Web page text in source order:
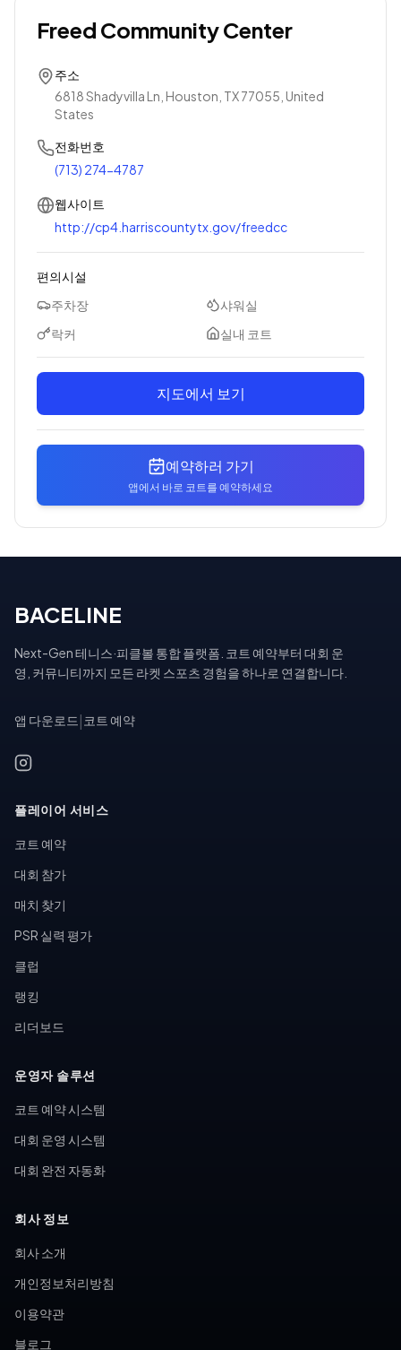
Freed Community Center
주소
6818 Shadyvilla Ln, Houston, TX 77055, United
States
전화번호
(713) 274-4787
웹사이트
http://cp4.harriscountytx.gov/freedcc
편의시설
주차장
샤워실
락커
실내 코트
지도에서 보기
예약하러 가기
앱에서 바로 코트를 예약하세요
BACELINE
Next-Gen 테니스·피클볼 통합 플랫폼. 코트 예약부터 대회 운
영, 커뮤니티까지 모든 라켓 스포츠 경험을 하나로 연결합니다.
앱 다운로드 코트 예약
플레이어 서비스
코트 예약
대회 참가
매치 찾기
PSR 실력 평가
클럽
랭킹
리더보드
운영자 솔루션
코트 예약 시스템
대회 운영 시스템
대회 완전 자동화
회사 정보
회사 소개
개인정보처리방침
이용약관
블로그